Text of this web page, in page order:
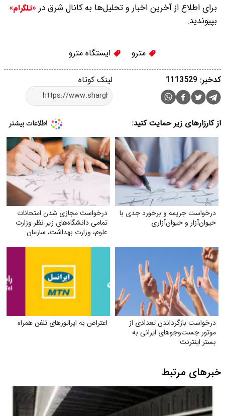
برای اطلاع از آخرین اخبار و تحلیل‌ها به کانال شرق در «تلگرام»
بپیوندید.
مترو ایستگاه مترو
لینک کوتاه کدخبر: 1113529
از کارزارهای زیر حمایت کنید:
درخواست جریمه و برخورد جدی با
حیوان‌آزار و حیوان‌آزاری
درخواست مجازی شدن امتحانات
تمامی دانشگاه‌های زیر نظر وزارت
علوم‌، وزارت بهداشت، سازمان
درخواست بازگرداندن تعدادی از
موتور جست‌وجوهای ایرانی به
بستر اینترنت
اعتراض به اپراتورهای تلفن همراه
خبرهای مرتبط